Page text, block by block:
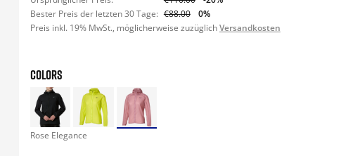
Bester Preis der letzten 30 Tage: €88.00
0%
Preis inkl. 19% MwSt., möglicherweise zuzüglichVersandkosten
COLORS
Rose Elegance